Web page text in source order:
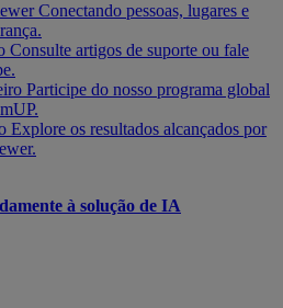
Conectando pessoas, lugares e
Consulte artigos de suporte ou fale
Participe do nosso programa global
Explore os resultados alcançados por
à solução de IA